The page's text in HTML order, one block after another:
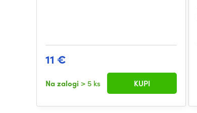
11 €
Na zalogi > 5 ks KUPI